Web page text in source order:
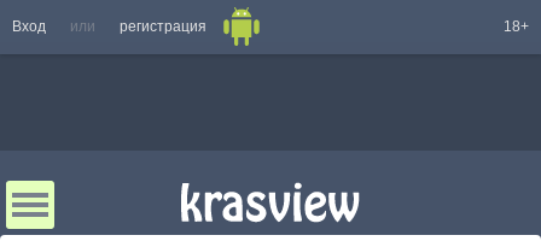
Вход или регистрация 18+